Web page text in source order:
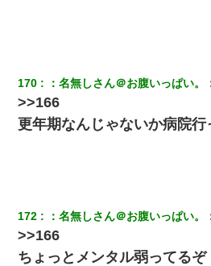
とか知らなかった…
婚活パーティーでよく会う美女がいた
故私が怒鳴られなきゃいけなかったのだ
170 ：名無しさん＠お腹いっぱい。
>>166
更年期なんじゃないか病院行
172 ：名無しさん＠お腹いっぱい。
>>166
ちょっとメンタル弱ってるぞ